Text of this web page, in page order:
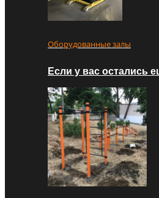
Оборудованные залы
Если у вас остались